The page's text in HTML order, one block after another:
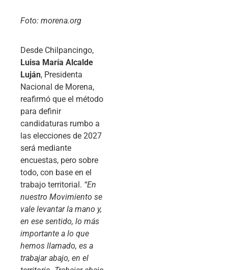
Foto: morena.org
Desde Chilpancingo,
Luisa María Alcalde
Luján, Presidenta
Nacional de Morena,
reafirmó que el método
para definir
candidaturas rumbo a
las elecciones de 2027
será mediante
encuestas, pero sobre
todo, con base en el
trabajo territorial. “En
nuestro Movimiento se
vale levantar la mano y,
en ese sentido, lo más
importante a lo que
hemos llamado, es a
trabajar abajo, en el